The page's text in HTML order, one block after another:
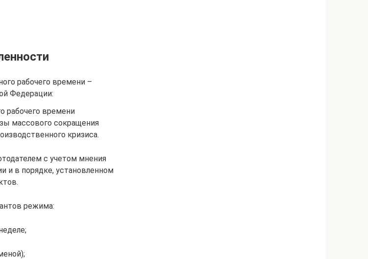
рабочего времени –
Федерации:
рабочего времени
массового сокращения
кризиса.
с учетом мнения
и в порядке, установленном
режима: